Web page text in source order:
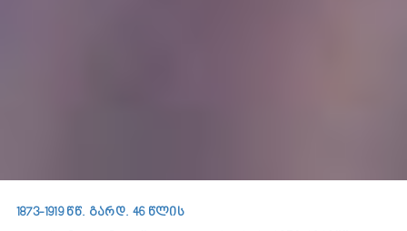
1873-1919 წწ. გარდ. 46 წლის